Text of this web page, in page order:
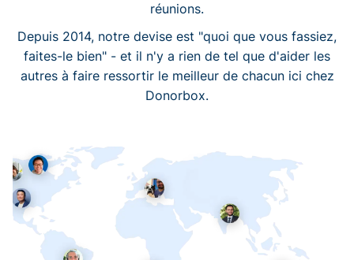
réunions.
Depuis 2014, notre devise est "quoi que vous fassiez,
faites-le bien" - et il n'y a rien de tel que d'aider les
autres à faire ressortir le meilleur de chacun ici chez
Donorbox.